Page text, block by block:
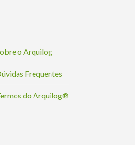
o Arquilog
Frequentes
do Arquilog®